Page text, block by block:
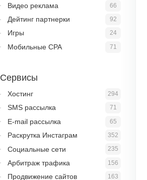
66
Видео реклама
92
Дейтинг партнерки
24
Игры
71
Мобильные CPA
Сервисы
294
Хостинг
71
SMS рассылка
65
E-mail рассылка
352
Раскрутка Инстаграм
235
Социальные сети
156
Арбитраж трафика
163
Продвижение сайтов